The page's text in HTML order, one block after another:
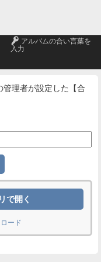
🔑 アルバムの合い言葉を
入力
管理者が設定した【合
で開く
ード